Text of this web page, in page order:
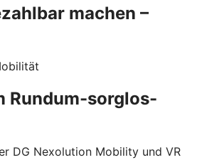
machen –
Rundum-sorglos-
DG Nexolution Mobility und VR